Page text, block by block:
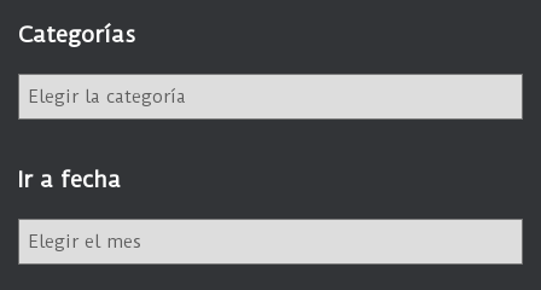
Categorías
e
g
o
í
Ir a fecha